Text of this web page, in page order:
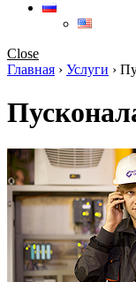
Close
Главная › Услуги ›